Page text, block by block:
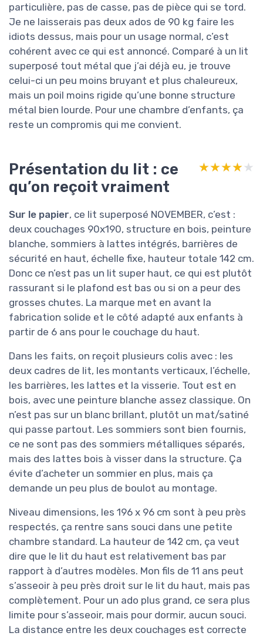
particulière, pas de casse, pas de pièce qui se tord.
Je ne laisserais pas deux ados de 90 kg faire les
idiots dessus, mais pour un usage normal, c’est
cohérent avec ce qui est annoncé. Comparé à un lit
superposé tout métal que j’ai déjà eu, je trouve
celui-ci un peu moins bruyant et plus chaleureux,
mais un poil moins rigide qu’une bonne structure
métal bien lourde. Pour une chambre d’enfants, ça
reste un compromis qui me convient.
Présentation du lit : ce
qu’on reçoit vraiment
★★★★★
★★★★★
Sur le papier, ce lit superposé NOVEMBER, c’est :
deux couchages 90x190, structure en bois, peinture
blanche, sommiers à lattes intégrés, barrières de
sécurité en haut, échelle fixe, hauteur totale 142 cm.
Donc ce n’est pas un lit super haut, ce qui est plutôt
rassurant si le plafond est bas ou si on a peur des
grosses chutes. La marque met en avant la
fabrication solide et le côté adapté aux enfants à
partir de 6 ans pour le couchage du haut.
Dans les faits, on reçoit plusieurs colis avec : les
deux cadres de lit, les montants verticaux, l’échelle,
les barrières, les lattes et la visserie. Tout est en
bois, avec une peinture blanche assez classique. On
n’est pas sur un blanc brillant, plutôt un mat/satiné
qui passe partout. Les sommiers sont bien fournis,
ce ne sont pas des sommiers métalliques séparés,
mais des lattes bois à visser dans la structure. Ça
évite d’acheter un sommier en plus, mais ça
demande un peu plus de boulot au montage.
Niveau dimensions, les 196 x 96 cm sont à peu près
respectés, ça rentre sans souci dans une petite
chambre standard. La hauteur de 142 cm, ça veut
dire que le lit du haut est relativement bas par
rapport à d’autres modèles. Mon fils de 11 ans peut
s’asseoir à peu près droit sur le lit du haut, mais pas
complètement. Pour un ado plus grand, ce sera plus
limite pour s’asseoir, mais pour dormir, aucun souci.
La distance entre les deux couchages est correcte